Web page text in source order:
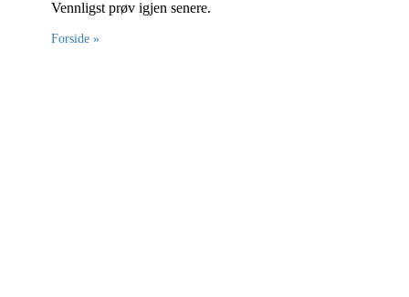
Vennligst prøv igjen senere.
Forside »